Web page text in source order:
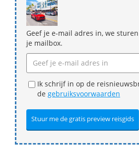
Geef je e-mail adres in, we
je mailbox.
Ik schrijf in op de
de gebruiksvoorwaarden